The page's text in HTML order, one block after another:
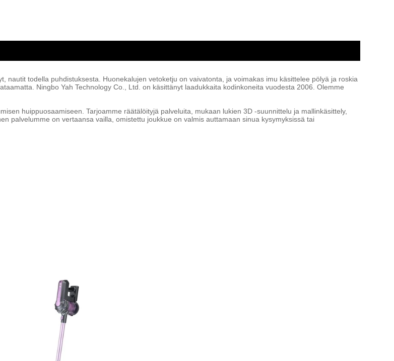
nautit todella puhdistuksesta. Huonekalujen vetoketju on vaivatonta, ja voimakas imu käsittelee pölyä ja roskia
Ningbo Yah Technology Co., Ltd. on käsittänyt laadukkaita kodinkoneita vuodesta 2006. Olemme
huippuosaamiseen. Tarjoamme räätälöityjä palveluita, mukaan lukien 3D -suunnittelu ja mallinkäsittely,
palvelumme on vertaansa vailla, omistettu joukkue on valmis auttamaan sinua kysymyksissä tai